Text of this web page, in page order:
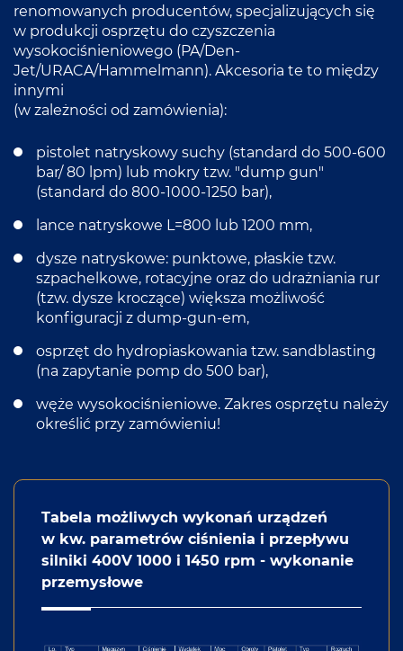
renomowanych producentów, specjalizujących się
w produkcji osprzętu do czyszczenia
wysokociśnieniowego (PA/Den-
Jet/URACA/Hammelmann). Akcesoria te to między
innymi
(w zależności od zamówienia):
pistolet natryskowy suchy (standard do 500-600
bar/ 80 lpm) lub mokry tzw. "dump gun"
(standard do 800-1000-1250 bar),
lance natryskowe L=800 lub 1200 mm,
dysze natryskowe: punktowe, płaskie tzw.
szpachelkowe, rotacyjne oraz do udrażniania rur
(tzw. dysze kroczące) większa możliwość
konfiguracji z dump-gun-em,
osprzęt do hydropiaskowania tzw. sandblasting
(na zapytanie pomp do 500 bar),
węże wysokociśnieniowe. Zakres osprzętu należy
określić przy zamówieniu!
Tabela możliwych wykonań urządzeń
w kw. parametrów ciśnienia i przepływu
silniki 400V 1000 i 1450 rpm - wykonanie
przemysłowe